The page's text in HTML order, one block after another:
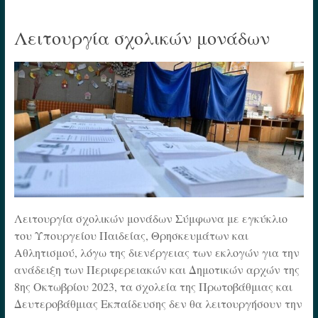
Λειτουργία σχολικών μονάδων
Λειτουργία σχολικών μονάδων Σύμφωνα με εγκύκλιο
του Υπουργείου Παιδείας, Θρησκευμάτων και
Αθλητισμού, λόγω της διενέργειας των εκλογών για την
ανάδειξη των Περιφερειακών και Δημοτικών αρχών της
8ης Οκτωβρίου 2023, τα σχολεία της Πρωτοβάθμιας και
Δευτεροβάθμιας Εκπαίδευσης δεν θα λειτουργήσουν την